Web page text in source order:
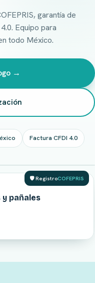
garantía de
Equipo para
todo México.
→
Factura CFDI 4.0
y pañales
🛡️ RegistroCOFEPRIS